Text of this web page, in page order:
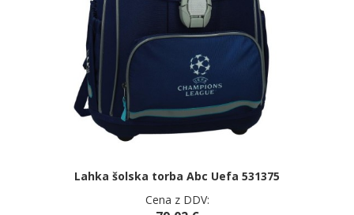
Lahka šolska torba Abc Uefa 531375
Cena z DDV: